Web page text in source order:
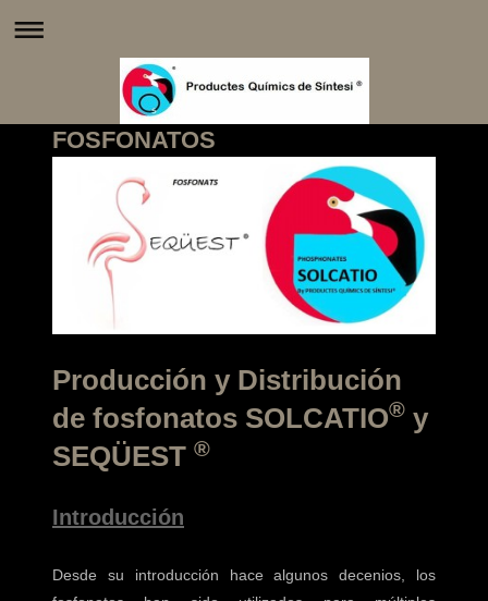
FOSFONATOS
Producción y Distribución
de fosfonatos SOLCATIO® y
SEQÜEST ®
Introducción
Desde su introducción hace algunos decenios, los